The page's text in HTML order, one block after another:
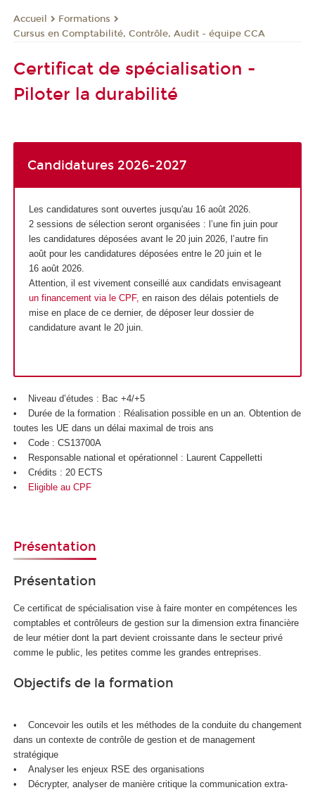
Accueil
Formations
Cursus en Comptabilité, Contrôle, Audit - équipe CCA
Certificat de spécialisation -
Piloter la durabilité
Candidatures 2026-2027
Les candidatures sont ouvertes jusqu'au 16 août 2026.
2 sessions de sélection seront organisées : l’une fin juin pour
les candidatures déposées avant le 20 juin 2026, l’autre fin
août pour les candidatures déposées entre le 20 juin et le
16 août 2026.
Attention, il est vivement conseillé aux candidats envisageant
un financement via le CPF, en raison des délais potentiels de
mise en place de ce dernier, de déposer leur dossier de
candidature avant le 20 juin.
• Niveau d’études : Bac +4/+5
• Durée de la formation : Réalisation possible en un an. Obtention de
toutes les UE dans un délai maximal de trois ans
• Code : CS13700A
• Responsable national et opérationnel : Laurent Cappelletti
• Crédits : 20 ECTS
•
Eligible au CPF
Présentation
Présentation
Ce certificat de spécialisation vise à faire monter en compétences les
comptables et contrôleurs de gestion sur la dimension extra financière
de leur métier dont la part devient croissante dans le secteur privé
comme le public, les petites comme les grandes entreprises.
Objectifs de la formation
• Concevoir les outils et les méthodes de la conduite du changement
dans un contexte de contrôle de gestion et de management
stratégique
• Analyser les enjeux RSE des organisations
• Décrypter, analyser de manière critique la communication extra-